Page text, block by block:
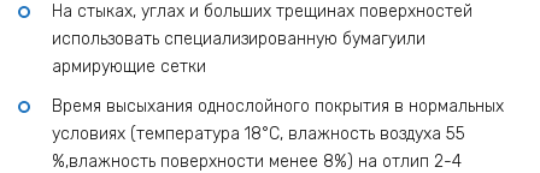
На стыках, углах и больших трещинах поверхностей
использовать специализированную бумагуили
армирующие сетки
Время высыхания однослойного покрытия в нормальных
условиях (температура 18°C, влажность воздуха 55
%,влажность поверхности менее 8%) на отлип 2-4